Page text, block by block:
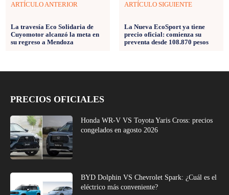
ARTÍCULO ANTERIOR
La travesía Eco Solidaria de
Cuyomotor alcanzó la meta en
su regreso a Mendoza
ARTÍCULO SIGUIENTE
La Nueva EcoSport ya tiene
precio oficial: comienza su
preventa desde 108.870 pesos
PRECIOS OFICIALES
Honda WR-V VS Toyota Yaris Cross: precios
congelados en agosto 2026
BYD Dolphin VS Chevrolet Spark: ¿Cuál es el
eléctrico más conveniente?